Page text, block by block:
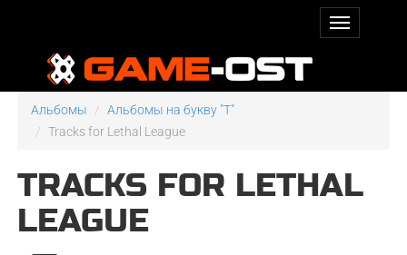
Альбомы
Альбомы на букву "T"
Tracks for Lethal League
TRACKS FOR LETHAL
LEAGUE